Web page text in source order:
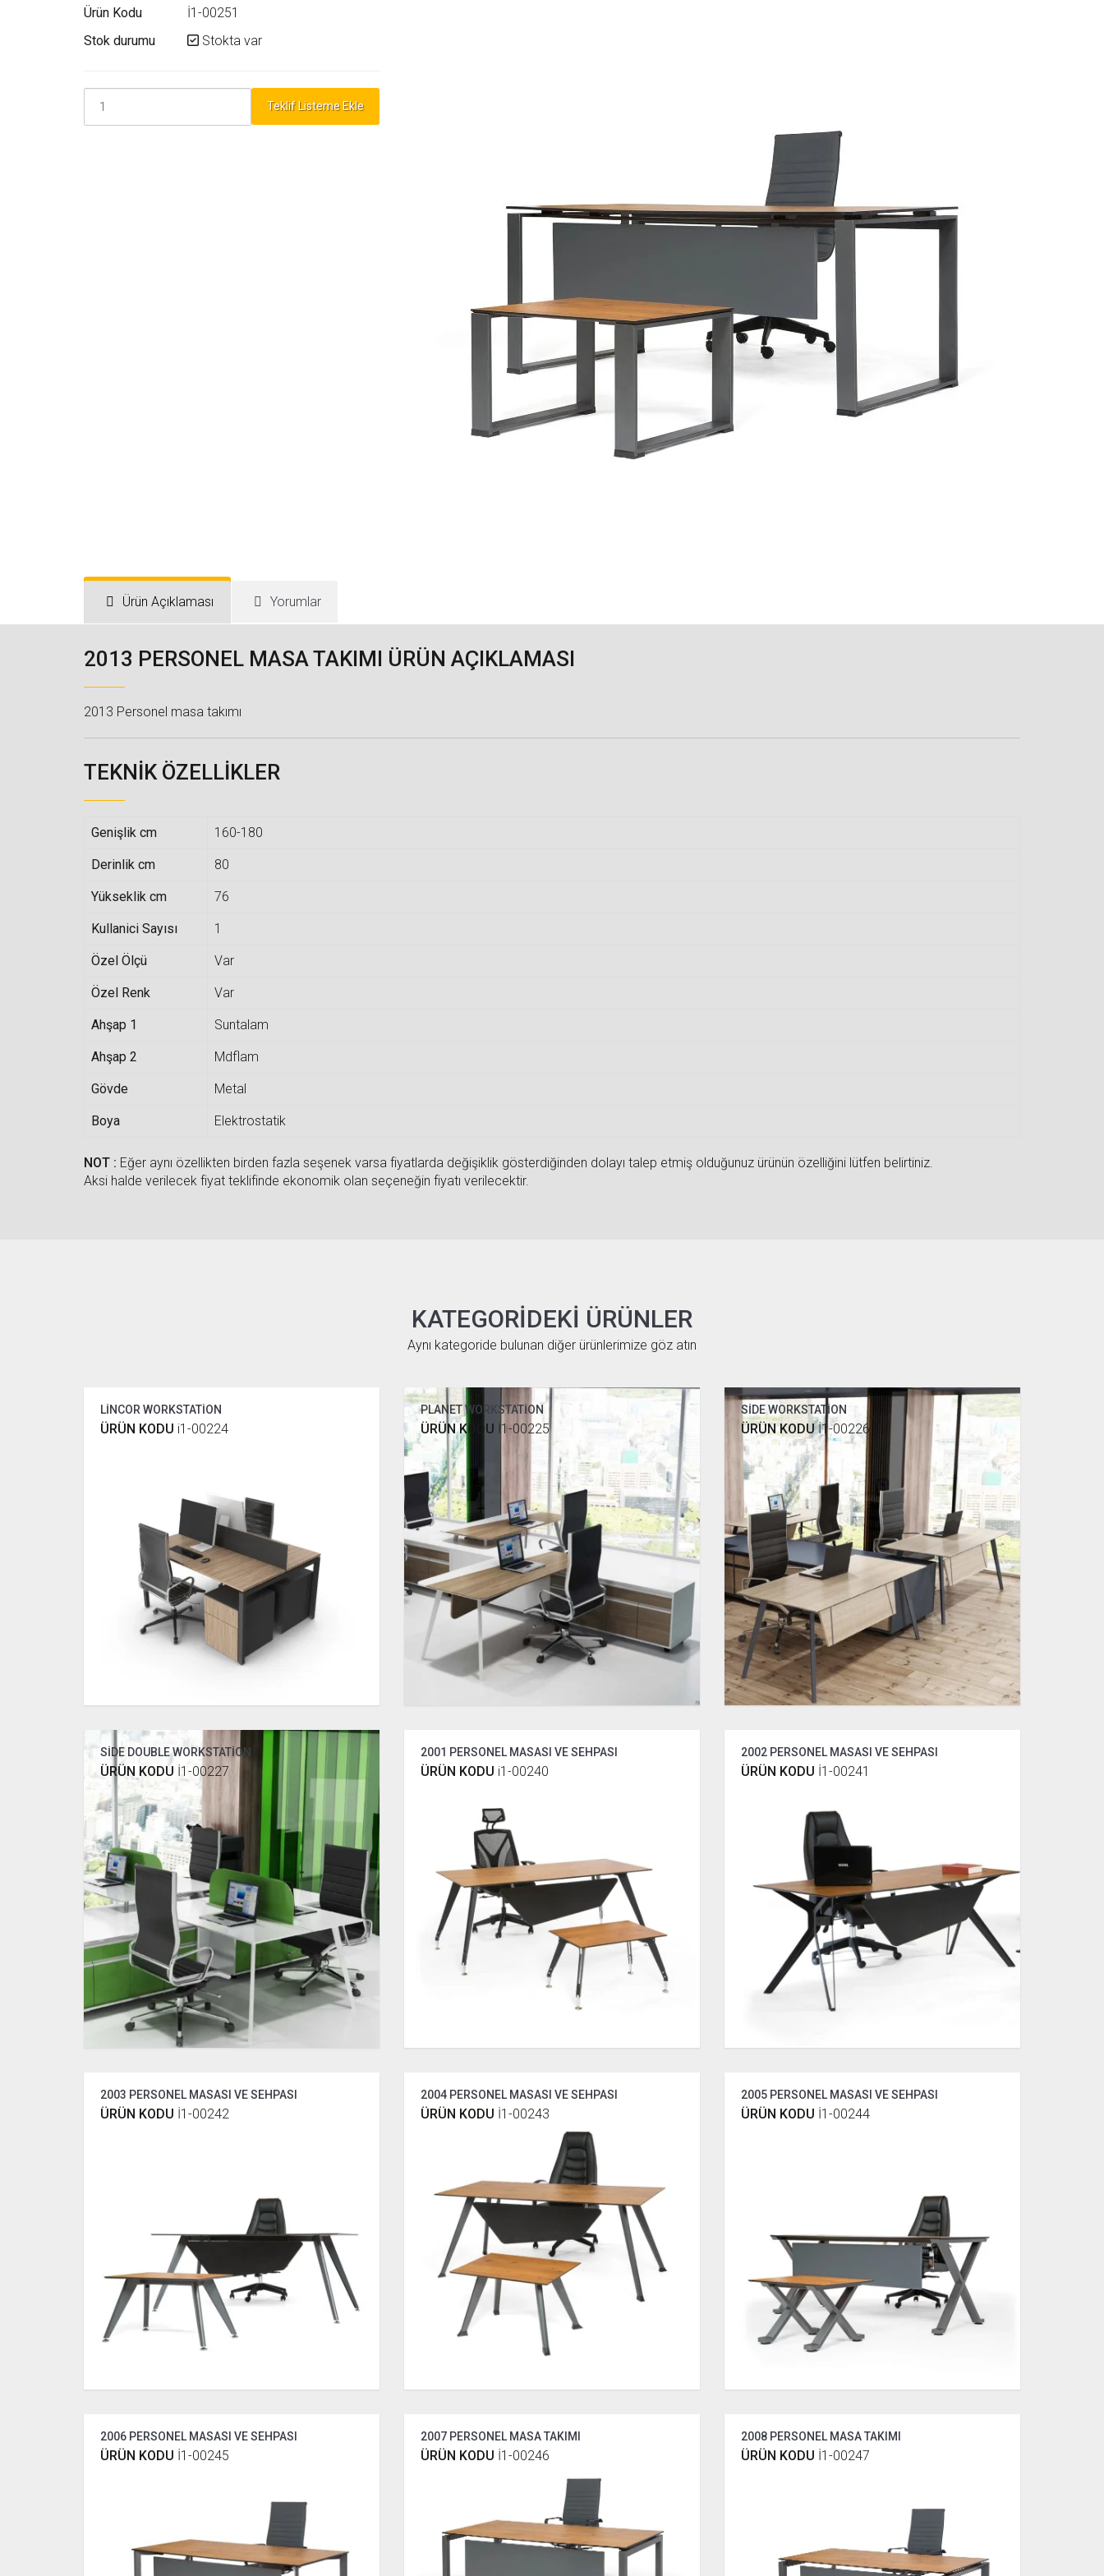
Ürün Kodu
İ1-00251
Stok durumu
Stokta var
Teklif Listeme Ekle
Ürün Açıklaması Yorumlar
2013 PERSONEL MASA TAKIMI ÜRÜN AÇIKLAMASI
2013 Personel masa takımı
TEKNIK ÖZELLIKLER
Genişlik cm 160-180
Derinlik cm 80
Yükseklik cm 76
Kullanici Sayısı 1
Özel Ölçü Var
Özel Renk Var
Ahşap 1 Suntalam
Ahşap 2 Mdflam
Gövde Metal
Boya Elektrostatik
NOT : Eğer aynı özellikten birden fazla seşenek varsa fiyatlarda değişiklik gösterdiğinden dolayı talep etmiş olduğunuz ürünün özelliğini lütfen belirtiniz.
Aksi halde verilecek fiyat teklifinde ekonomik olan seçeneğin fiyatı verilecektir.
KATEGORIDEKI ÜRÜNLER
Aynı kategoride bulunan diğer ürünlerimize göz atın
LİNCOR WORKSTATİON
ÜRÜN KODU i1-00224
PLANET WORKSTATİON
ÜRÜN KODU İ1-00225
SİDE WORKSTATİON
ÜRÜN KODUİ1-00226
SİDE DOUBLE WORKSTATİON
ÜRÜN KODU İ1-00227
2001 PERSONEL MASASI VE SEHPASI
ÜRÜN KODU i1-00240
2002 PERSONEL MASASI VE SEHPASI
ÜRÜN KODU İ1-00241
2003 PERSONEL MASASI VE SEHPASI
ÜRÜN KODU İ1-00242
2004 PERSONEL MASASI VE SEHPASI
ÜRÜN KODU İ1-00243
2005 PERSONEL MASASI VE SEHPASI
ÜRÜN KODU İ1-00244
2006 PERSONEL MASASI VE SEHPASI
ÜRÜN KODU İ1-00245
2007 PERSONEL MASA TAKIMI
ÜRÜN KODU İ1-00246
2008 PERSONEL MASA TAKIMI
ÜRÜN KODU İ1-00247